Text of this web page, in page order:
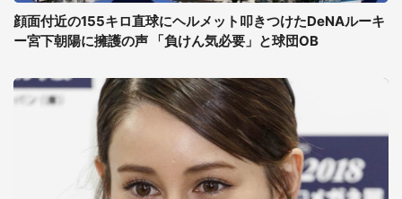
顔面付近の155キロ直球にヘルメット叩きつけたDeNAルーキ
ー宮下朝陽に擁護の声 「負けん気必要」と球団OB